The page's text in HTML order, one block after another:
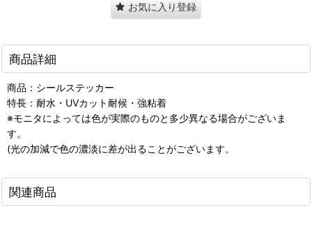
お気に入り登録
商品詳細
商品：シールステッカー
特長：耐水・UVカット耐候・強粘着
※モニタによっては色が実際のものと多少異なる場合がございま
す。
(光の加減で色の濃淡に差が出ることがございます。
関連商品